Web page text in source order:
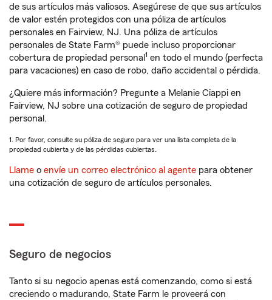
de sus artículos más valiosos. Asegúrese de que sus artículos
de valor estén protegidos con una póliza de artículos
personales en Fairview, NJ. Una póliza de artículos
personales de State Farm® puede incluso proporcionar
cobertura de propiedad personal 1 en todo el mundo (perfecta
para vacaciones) en caso de robo, daño accidental o pérdida.
¿Quiere más información? Pregunte a Melanie Ciappi en
Fairview, NJ sobre una cotización de seguro de propiedad
personal.
1. Por favor, consulte su póliza de seguro para ver una lista completa de la
propiedad cubierta y de las pérdidas cubiertas.
Llame o envíe un correo electrónico al agente para obtener
una cotización de seguro de artículos personales.
Seguro de negocios
Tanto si su negocio apenas está comenzando, como si está
creciendo o madurando, State Farm le proveerá con